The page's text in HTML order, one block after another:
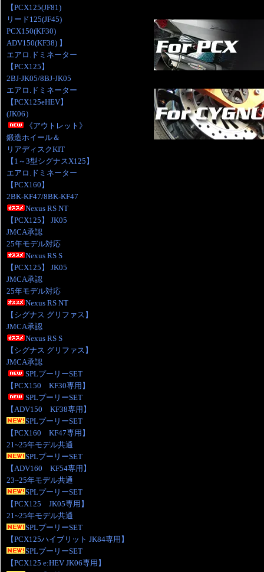
【PCX125(JF81)
リード125(JF45)
PCX150(KF30)
ADV150(KF38) 】
エアロ.ドミネーター
【PCX125】
2BJ-JK05/8BJ-JK05
エアロ.ドミネーター
【PCX125eHEV】
(JK06）
《アウトレット》
鍛造ホイール＆
リアディスクKIT
【1～3型シグナスX125】
エアロ.ドミネーター
【PCX160】
2BK-KF47/8BK-KF47
Nexus RS NT
【PCX125】 JK05
JMCA承認
25年モデル対応
Nexus RS S
【PCX125】 JK05
JMCA承認
25年モデル対応
Nexus RS NT
【シグナス グリファス】
JMCA承認
Nexus RS S
【シグナス グリファス】
JMCA承認
SPLプーリーSET
【PCX150 KF30専用】
SPLプーリーSET
【ADV150 KF38専用】
SPLプーリーSET
【PCX160 KF47専用】
21~25年モデル共通
SPLプーリーSET
【ADV160 KF54専用】
23~25年モデル共通
SPLプーリーSET
【PCX125 JK05専用】
21~25年モデル共通
SPLプーリーSET
【PCX125ハイブリット JK84専用】
SPLプーリーSET
【PCX125 e:HEV JK06専用】